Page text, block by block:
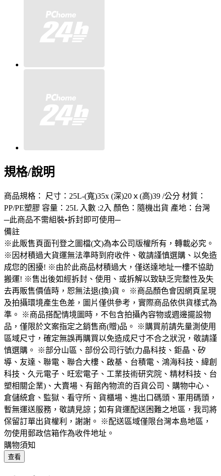
規格/說明
商品規格： 尺寸：25L-(寬)35x (深)20ｘ(高)39 /公分 材質：
PP/PE塑膠 容量：25L 入數 :2入 顏色：隨機出貨 產地：台灣
─此商品不需組裝•拆封即可使用─
備註
※此販售頁面刊登之圖檔(文)為本公司版權所有，轉載必究。
※因材積過大貨運無法準時到府收件、敬請謹慎選購、以免造
成您的困擾! ※由於此商品材積過大，僅送達地址一樓不協助
搬運! ※售出後如經拆封、使用、或拆解以致缺乏完整性及失
去再販售價值時，恕無法退(換)貨。 ※商品顏色會因網頁呈現
及拍攝環境產生色差，圖片僅供參考，實際商品依供貨樣式為
準。 ※商品搭配情境圖時，不包含拍攝內容物或週邊擺設物
品，僅限於文案指定之銷售商(贈)品。 ※購買前請先量測使用
區域尺寸，確定無誤再購買以免造成尺寸不合之狀況，敬請謹
慎選購。 ※部分山區、部份公司行號(力晶科技、鉅晶、矽
導、友達、聯電、聯合大樓、啟基、台積電、鴻海科技、緯創
科技、久元電子、旺宏電子、工業技術研究院、精材科技、台
塑相關企業)、大賣場、有館內物流的百貨公司、購物中心、
倉儲統倉、監獄、看守所、貨櫃場、進出口碼頭、軍用碼頭，
暫無運送服務，敬請見諒；如有貨運配送困難之地區，我司將
保留訂單出貨權利，謝謝。 ※配送區域僅限台灣本島地區，
勿使用郵政信箱作為收件地址。
購物須知
查看